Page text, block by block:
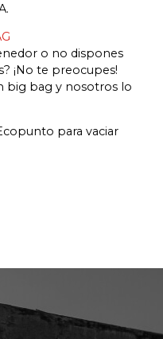
o no dispones
¡No te preocupes!
big bag y nosotros lo
para vaciar